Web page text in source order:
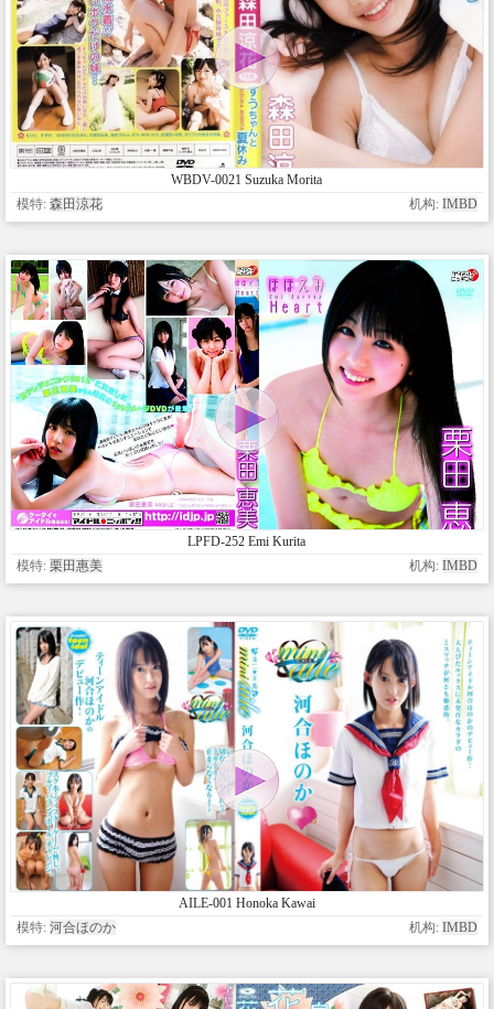
WBDV-0021 Suzuka Morita
模特: 森田涼花 机构: IMBD
LPFD-252 Emi Kurita
模特: 栗田惠美 机构: IMBD
AILE-001 Honoka Kawai
模特: 河合ほのか 机构: IMBD